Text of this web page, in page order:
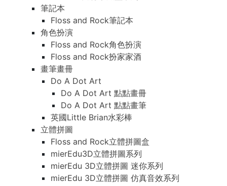
筆記本
Floss and Rock筆記本
角色扮演
Floss and Rock角色扮演
Floss and Rock扮家家酒
畫筆畫冊
Do A Dot Art
Do A Dot Art 點點畫冊
Do A Dot Art 點點畫筆
英國Little Brian水彩棒
立體拼圖
Floss and Rock立體拼圖盒
mierEdu3D立體拼圖系列
mierEdu 3D立體拼圖 迷你系列
mierEdu 3D立體拼圖 仿真音效系列